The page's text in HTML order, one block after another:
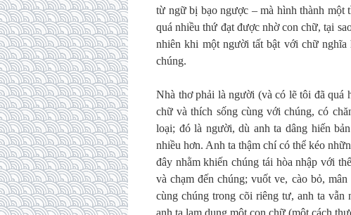
từ ngữ bị bạo ngược – mà hình thành một
quá nhiều thứ đạt được nhờ con chữ, tại
nhiên khi một người tất bật với chữ
chúng.
Nhà thơ phải là người (và có lẽ tôi đã quá
chữ và thích sống cùng với chúng, có
loại; đó là người, dù anh ta dâng hiến
nhiều hơn. Anh ta thậm chí có thể kéo
đây nhằm khiến chúng tái hòa nhập với
và chạm đến chúng; vuốt ve, cào bỏ,
cùng chúng trong cõi riêng tư, anh ta
anh ta lạm dụng một con chữ (một cách